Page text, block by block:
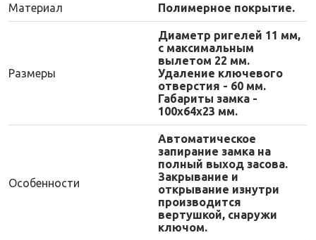
Материал Полимерное покрытие.
Размеры
Диаметр ригелей 11 мм,
с максимальным
вылетом 22 мм.
Удаление ключевого
отверстия - 60 мм.
Габариты замка -
100х64х23 мм.
Особенности
Автоматическое
запирание замка на
полный выход засова.
Закрывание и
открывание изнутри
производится
вертушкой, снаружи
ключом.